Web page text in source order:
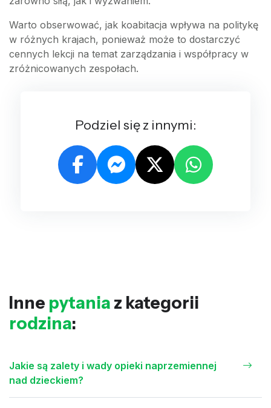
Warto obserwować, jak koabitacja wpływa na politykę
w różnych krajach, ponieważ może to dostarczyć
cennych lekcji na temat zarządzania i współpracy w
zróżnicowanych zespołach.
Podziel się z innymi:
Inne pytania z kategorii
rodzina:
Jakie są zalety i wady opieki naprzemiennej
nad dzieckiem?